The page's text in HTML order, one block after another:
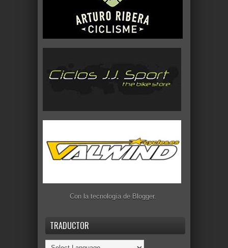
Con la tecnología de Blogger.
TRADUCTOR